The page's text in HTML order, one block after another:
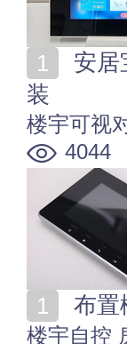
装
楼宇可视
4044
布置
楼宇自控